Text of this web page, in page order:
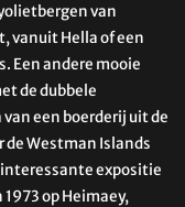
van
vanuit Hella of een
Een andere mooie
de dubbele
een boerderij uit de
Westman Islands
expositie
op Heimaey,